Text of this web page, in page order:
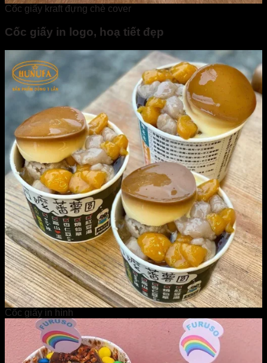
Cốc giấy kraft đựng chè cover
Cốc giấy in logo, hoạ tiết đẹp
Cốc giấy in hình